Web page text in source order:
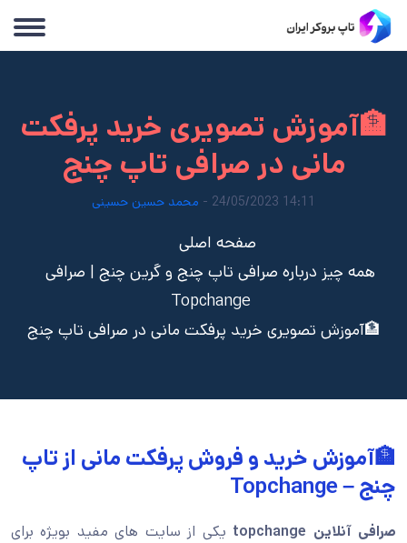
🏦آموزش تصویری خرید پرفکت
مانی در صرافی تاپ چنج
14:11 24/05/2023 - محمد حسین حسینی
صفحه اصلی
همه چیز درباره صرافی تاپ چنج و گرین چنج | صرافی
Topchange
🏦آموزش تصویری خرید پرفکت مانی در صرافی تاپ چنج
🏦آموزش خرید و فروش پرفکت مانی از تاپ
چنج – Topchange
صرافی آنلاین topchange
یکی از سایت های مفید بویژه برای